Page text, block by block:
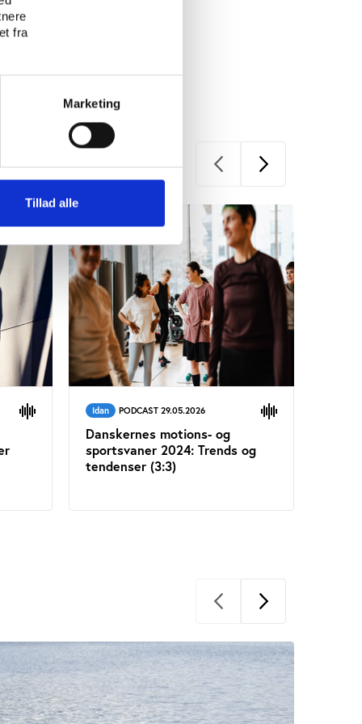
fra
Marketing
Tillad alle
Idan PODCAST 29.05.2026
Danskernes motions- og
sportsvaner 2024: Trends og
tendenser (3:3)